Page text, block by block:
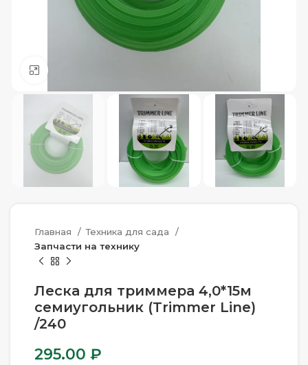
Главная
Техника для сада
Запчасти на технику
Леска для триммера 4,0*15м
семиугольник (Trimmer Line)
/240
295.00 ₽